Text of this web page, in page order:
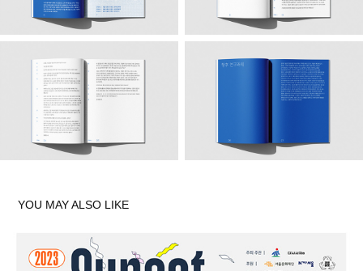
YOU MAY ALSO LIKE